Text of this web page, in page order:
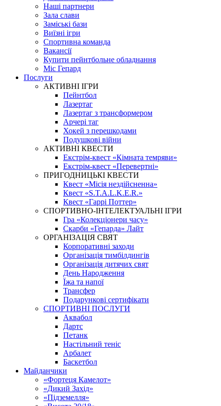
Наші партнери
Зала слави
Заміські бази
Виїзні ігри
Спортивна команда
Вакансії
Купити пейнтбольне обладнання
Міс Гепард
Послуги
АКТИВНІ ІГРИ
Пейнтбол
Лазертаг
Лазертаг з трансформером
Арчері таг
Хокей з перешкодами
Подушкові війни
АКТИВНІ КВЕСТИ
Екстрім-квест «Кімната темряви»
Екстрім-квест «Перевертні»
ПРИГОДНИЦЬКІ КВЕСТИ
Квест «Місія нездійсненна»
Квест «S.T.A.L.K.E.R.»
Квест «Гаррі Поттер»
СПОРТИВНО-ІНТЕЛЕКТУАЛЬНІ ІГРИ
Гра «Колекціонери часу»
Скарби «Гепарда» Лайт
ОРГАНІЗАЦІЯ СВЯТ
Корпоративні заходи
Організація тимбілдингів
Організація дитячих свят
День Народження
Їжа та напої
Трансфер
Подарункові сертифікати
СПОРТИВНІ ПОСЛУГИ
Аквабол
Дартс
Петанк
Настільний теніс
Арбалет
Баскетбол
Майданчики
«Фортеця Камелот»
«Дикий Захід»
«Підземелля»